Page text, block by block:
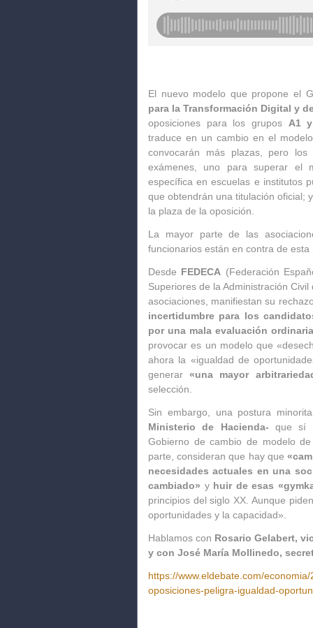
El nuevo modelo que propone el
para la Transformación Digital y
oposiciones para los grupos A1
traduce en un cambio en el
convocarán más plazas, pero
exámenes, uno para superar el
específica en escuelas e institutos
que obtendrán una titulación oficial;
la plaza de la oposición.
La mayor parte de las
funcionarios están en contra de
Desde FEDECA (Federación
Superiores de la Administración
asociaciones, manifiestan su
incertidumbre para los
por una mala evaluación
provocar es un modelo que
ahora la «igualdad de
generar«una mayor
selección.
Sin embargo, una postura
Ministerio de Hacienda- que sí
Gobierno de cambio de modelo
parte, consideran que hay que
necesidades actuales en una
cambiado» y huir de esas
principios del siglo XX. Aunque
oportunidades y la capacidad».
Hablamos con Rosario Gelabert,
y con José María Mollinedo,
https://www.eldebate.com/
oposiciones-peligra-igualdad-